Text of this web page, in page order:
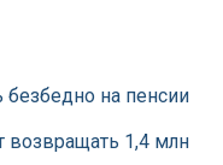
безбедно на пенсии
возвращать 1,4 млн